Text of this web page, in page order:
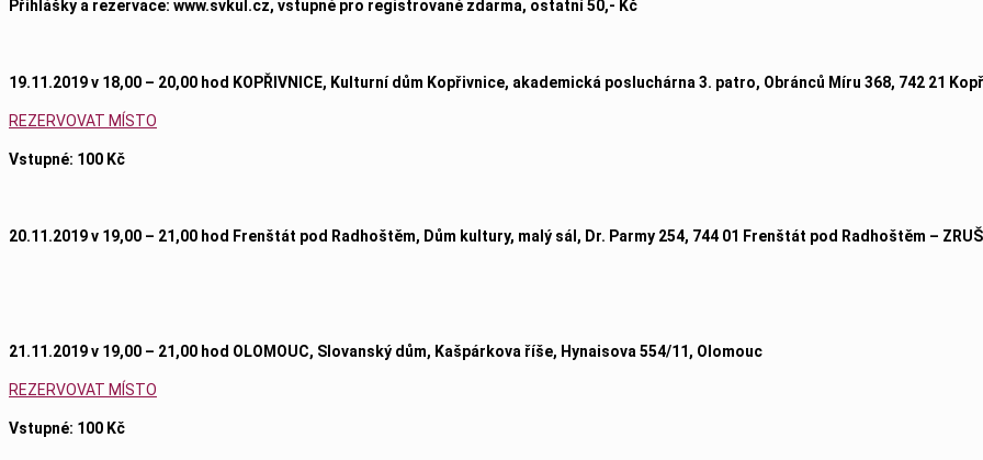
Přihlášky a rezervace: www.svkul.cz, vstupné pro registrované zdarma, ostatní 50,- Kč
19.11.2019 v 18,00 – 20,00 hod KOPŘIVNICE, Kulturní dům Kopřivnice, akademická posluchárna 3. patro, Obránců Míru 368, 742 21
REZERVOVAT MÍSTO
Vstupné: 100 Kč
20.11.2019 v 19,00 – 21,00 hod Frenštát pod Radhoštěm, Dům kultury, malý sál, Dr. Parmy 254, 744 01 Frenštát pod Radhoštěm –
21.11.2019 v 19,00 – 21,00 hod OLOMOUC, Slovanský dům, Kašpárkova říše, Hynaisova 554/11, Olomouc
REZERVOVAT MÍSTO
Vstupné: 100 Kč